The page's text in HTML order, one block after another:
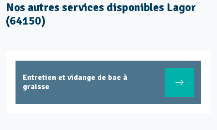
Nos autres services disponibles Lagor
(64150)
Entretien et vidange de bac à
graisse